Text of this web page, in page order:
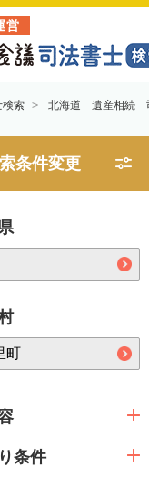
営
索 北海道 遺産相続
条件変更
条件